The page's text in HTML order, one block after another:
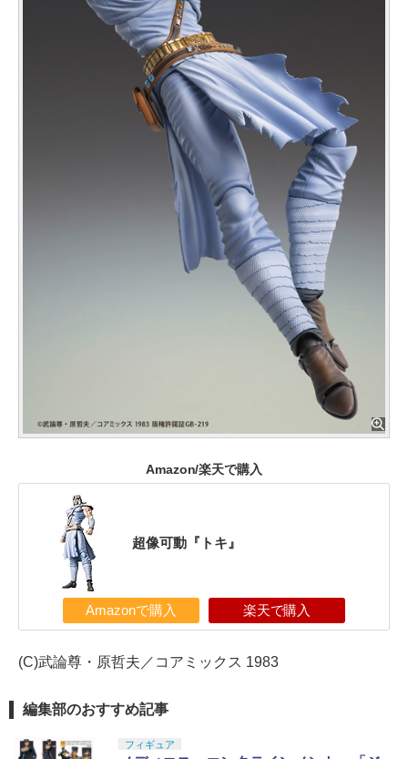
Amazon/楽天で購入
超像可動『トキ』
Amazonで購入 楽天で購入
(C)武論尊・原哲夫／コアミックス 1983
編集部のおすすめ記事
フィギュア